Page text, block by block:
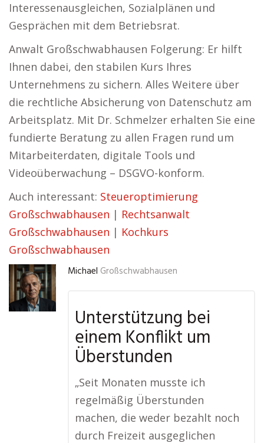
Interessenausgleichen, Sozialplänen und
Gesprächen mit dem Betriebsrat.
Anwalt Großschwabhausen Folgerung: Er hilft
Ihnen dabei, den stabilen Kurs Ihres
Unternehmens zu sichern. Alles Weitere über
die rechtliche Absicherung von Datenschutz am
Arbeitsplatz. Mit Dr. Schmelzer erhalten Sie eine
fundierte Beratung zu allen Fragen rund um
Mitarbeiterdaten, digitale Tools und
Videoüberwachung – DSGVO-konform.
Auch interessant: Steueroptimierung
Großschwabhausen | Rechtsanwalt
Großschwabhausen | Kochkurs
Großschwabhausen
Michael Großschwabhausen
Unterstützung bei
einem Konflikt um
Überstunden
„Seit Monaten musste ich
regelmäßig Überstunden
machen, die weder bezahlt noch
durch Freizeit ausgeglichen